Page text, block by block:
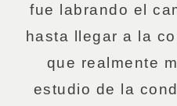
fue labrando el
hasta llegar a la
que realmente
estudio de la